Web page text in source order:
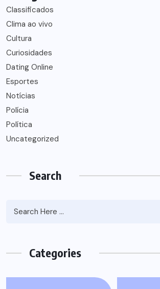
Classificados
Clima ao vivo
Cultura
Curiosidades
Dating Online
Esportes
Notícias
Polícia
Política
Uncategorized
Search
Categories